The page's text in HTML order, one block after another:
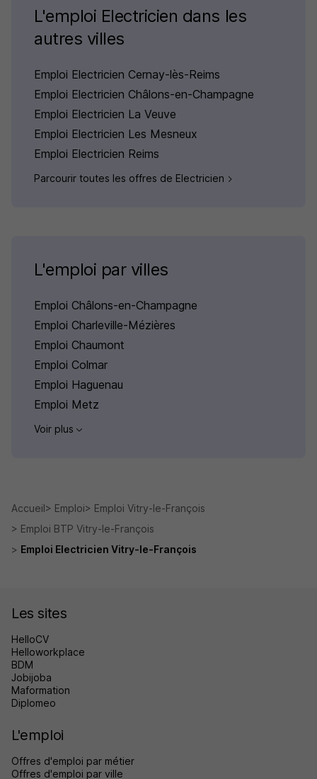
L'emploi Electricien dans les
autres villes
Emploi Electricien Cernay-lès-Reims
Emploi Electricien Châlons-en-Champagne
Emploi Electricien La Veuve
Emploi Electricien Les Mesneux
Emploi Electricien Reims
Parcourir toutes les offres de Electricien
L'emploi par villes
Emploi Châlons-en-Champagne
Emploi Charleville-Mézières
Emploi Chaumont
Emploi Colmar
Emploi Haguenau
Emploi Metz
Voir plus
Accueil Emploi
Emploi Vitry-le-François
Emploi BTP Vitry-le-François
Emploi Electricien Vitry-le-François
Les sites
HelloCV
Helloworkplace
BDM
Jobijoba
Maformation
Diplomeo
L'emploi
Offres d'emploi par métier
Offres d'emploi par ville